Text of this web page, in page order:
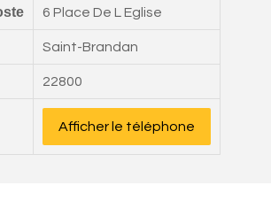
6 Place De L Eglise
Saint-Brandan
22800
Afficher le téléphone